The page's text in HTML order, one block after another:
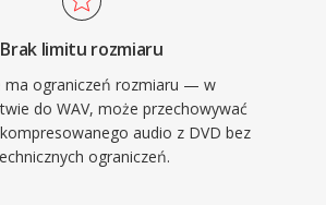
Brak limitu rozmiaru
ma ograniczeń rozmiaru — w
do WAV, może przechowywać
audio z DVD bez
ograniczeń.